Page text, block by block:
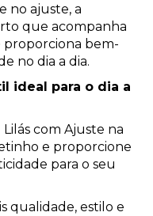
no ajuste, a
que acompanha
proporciona bem-
no dia a dia.
ideal para o dia a
com Ajuste na
e proporcione
para o seu
qualidade, estilo e